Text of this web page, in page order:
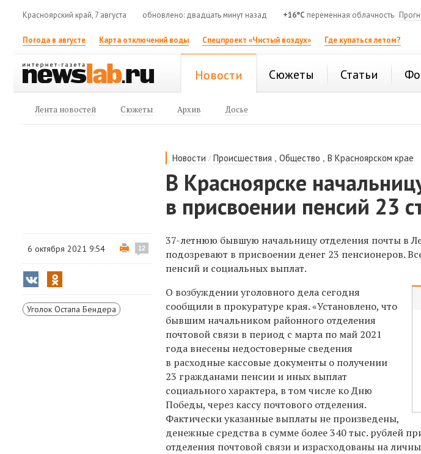
Красноярский край, 7 августа обновлено: двадцать минут назад +16°C переменная облачность
Погода в августе Карта отключений воды Спецпроект «Чистый воздух» Где купаться летом?
Новости Сюжеты Статьи
Лента новостей Сюжеты Архив Досье
Новости /Происшествия ,Общество ,В Красноярском крае
В Красноярске
в присвоении пенсий 23
6 октября 2021 9:54 12
Уголок Остапа Бендера
37-летнюю бывшую начальницу отделения почты в
подозревают в присвоении денег 23 пенсионеров.
пенсий и социальных выплат.
О возбуждении уголовного дела сегодня
сообщили в прокуратуре края. «Установлено, что
бывшим начальником районного отделения
почтовой связи в период с марта по май 2021
года внесены недостоверные сведения
в расходные кассовые документы о получении
23 гражданами пенсии и иных выплат
социального характера, в том числе ко Дню
Победы, через кассу почтового отделения.
Фактически указанные выплаты не произведены,
денежные средства в сумме более 340 тыс. рублей
отделения почтовой связи и израсходованы на